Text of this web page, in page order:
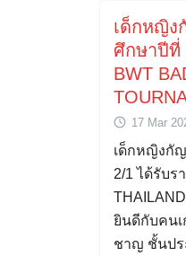
เด็กหญิง
ศึกษาปีที่
BWT
17 Mar
เด็กหญิงกั
2/1 ได้รับร
ยินดีกับคนเ
ชาญ ชั้นปร